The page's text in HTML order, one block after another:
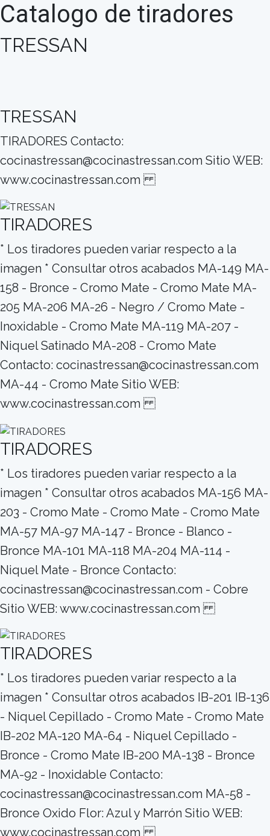
Catalogo de tiradores
TRESSAN
TRESSAN
TIRADORES Contacto:
cocinastressan@cocinastressan.com Sitio WEB:
www.cocinastressan.com
TIRADORES
* Los tiradores pueden variar respecto a la
imagen * Consultar otros acabados MA-149 MA-
158 - Bronce - Cromo Mate - Cromo Mate MA-
205 MA-206 MA-26 - Negro / Cromo Mate -
Inoxidable - Cromo Mate MA-119 MA-207 -
Niquel Satinado MA-208 - Cromo Mate
Contacto: cocinastressan@cocinastressan.com
MA-44 - Cromo Mate Sitio WEB:
www.cocinastressan.com
TIRADORES
* Los tiradores pueden variar respecto a la
imagen * Consultar otros acabados MA-156 MA-
203 - Cromo Mate - Cromo Mate - Cromo Mate
MA-57 MA-97 MA-147 - Bronce - Blanco -
Bronce MA-101 MA-118 MA-204 MA-114 -
Niquel Mate - Bronce Contacto:
cocinastressan@cocinastressan.com - Cobre
Sitio WEB: www.cocinastressan.com
TIRADORES
* Los tiradores pueden variar respecto a la
imagen * Consultar otros acabados IB-201 IB-136
- Niquel Cepillado - Cromo Mate - Cromo Mate
IB-202 MA-120 MA-64 - Niquel Cepillado -
Bronce - Cromo Mate IB-200 MA-138 - Bronce
MA-92 - Inoxidable Contacto:
cocinastressan@cocinastressan.com MA-58 -
Bronce Oxido Flor: Azul y Marrón Sitio WEB:
www.cocinastressan.com